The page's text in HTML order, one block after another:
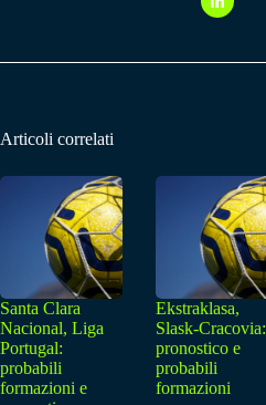
Articoli correlati
Santa Clara
Nacional, Liga
Portugal:
probabili
formazioni e
Ekstraklasa,
Slask-Cracovia:
pronostico e
probabili
formazioni